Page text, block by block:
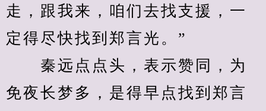
走，跟我来，咱们去找支援，一
定得尽快找到郑言光。”
秦远点点头，表示赞同，为
免夜长梦多，是得早点找到郑言